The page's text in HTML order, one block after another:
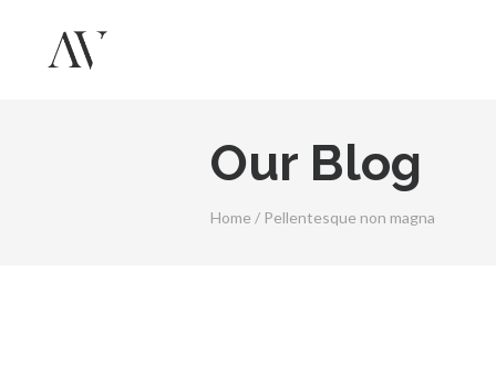
Our Blog
Home / Pellentesque non magna